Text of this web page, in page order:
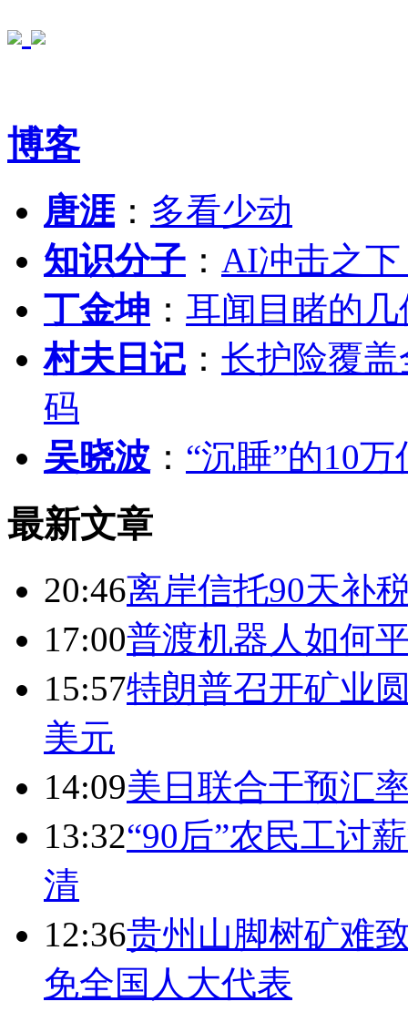
博客
唐涯： 多看少动
知识分子 ： AI冲击之
丁金坤 ： 耳闻目睹的
村夫日记 ： 长护险覆
码
吴晓波 ： “沉睡”的10
最新文章
20:46离岸信托90天补
17:00普渡机器人如何
15:57特朗普召开矿业
美元
14:09美日联合干预汇
13:32“90后”农民工讨
清
12:36贵州山脚树矿难
免全国人大代表